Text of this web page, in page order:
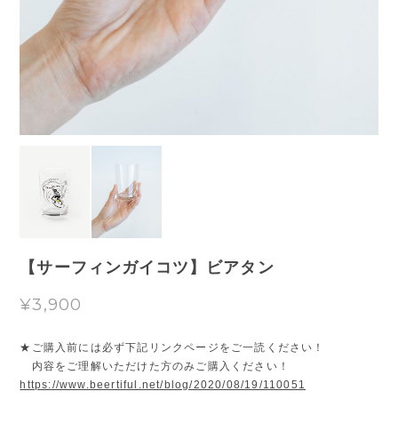
【サーフィンガイコツ】ビアタン
¥3,900
★ご購入前には必ず下記リンクページをご一読ください！
内容をご理解いただけた方のみご購入ください！
https://www.beertiful.net/blog/2020/08/19/110051